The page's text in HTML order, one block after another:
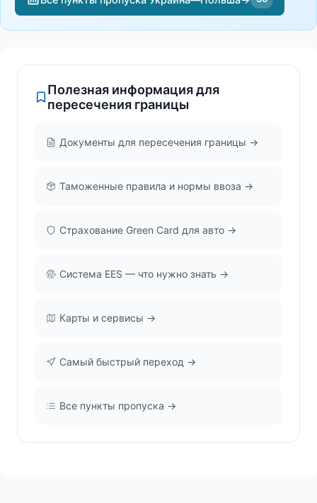
Полезная информация для
пересечения границы
Документы для пересечения границы →
Таможенные правила и нормы ввоза →
Страхование Green Card для авто →
Система EES — что нужно знать →
Карты и сервисы →
Самый быстрый переход →
Все пункты пропуска →